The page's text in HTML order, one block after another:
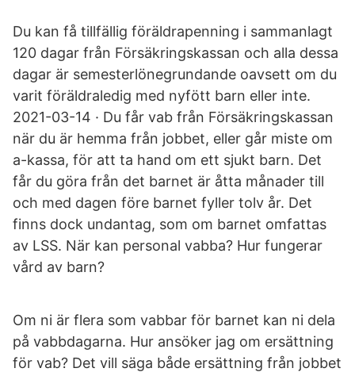
Du kan få tillfällig föräldrapenning i sammanlagt
120 dagar från Försäkringskassan och alla dessa
dagar är semesterlönegrundande oavsett om du
varit föräldraledig med nyfött barn eller inte.
2021-03-14 · Du får vab från Försäkringskassan
när du är hemma från jobbet, eller går miste om
a-kassa, för att ta hand om ett sjukt barn. Det
får du göra från det barnet är åtta månader till
och med dagen före barnet fyller tolv år. Det
finns dock undantag, som om barnet omfattas
av LSS. När kan personal vabba? Hur fungerar
vård av barn?
Om ni är flera som vabbar för barnet kan ni dela
på vabbdagarna. Hur ansöker jag om ersättning
för vab? Det vill säga både ersättning från jobbet